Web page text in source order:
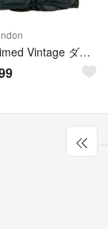
Reclaimed Vintage ダウンベスト